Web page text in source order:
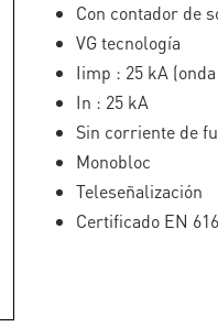
Con contador de
VG tecnología
Iimp : 25 kA
In : 25 kA
Sin corriente de
Monobloc
Teleseñalización
Certificado EN